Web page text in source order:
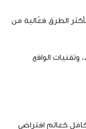
الطرق فعّالية من
الواقع
كعالم افتراضي